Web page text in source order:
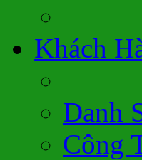
Khách
Danh
Công